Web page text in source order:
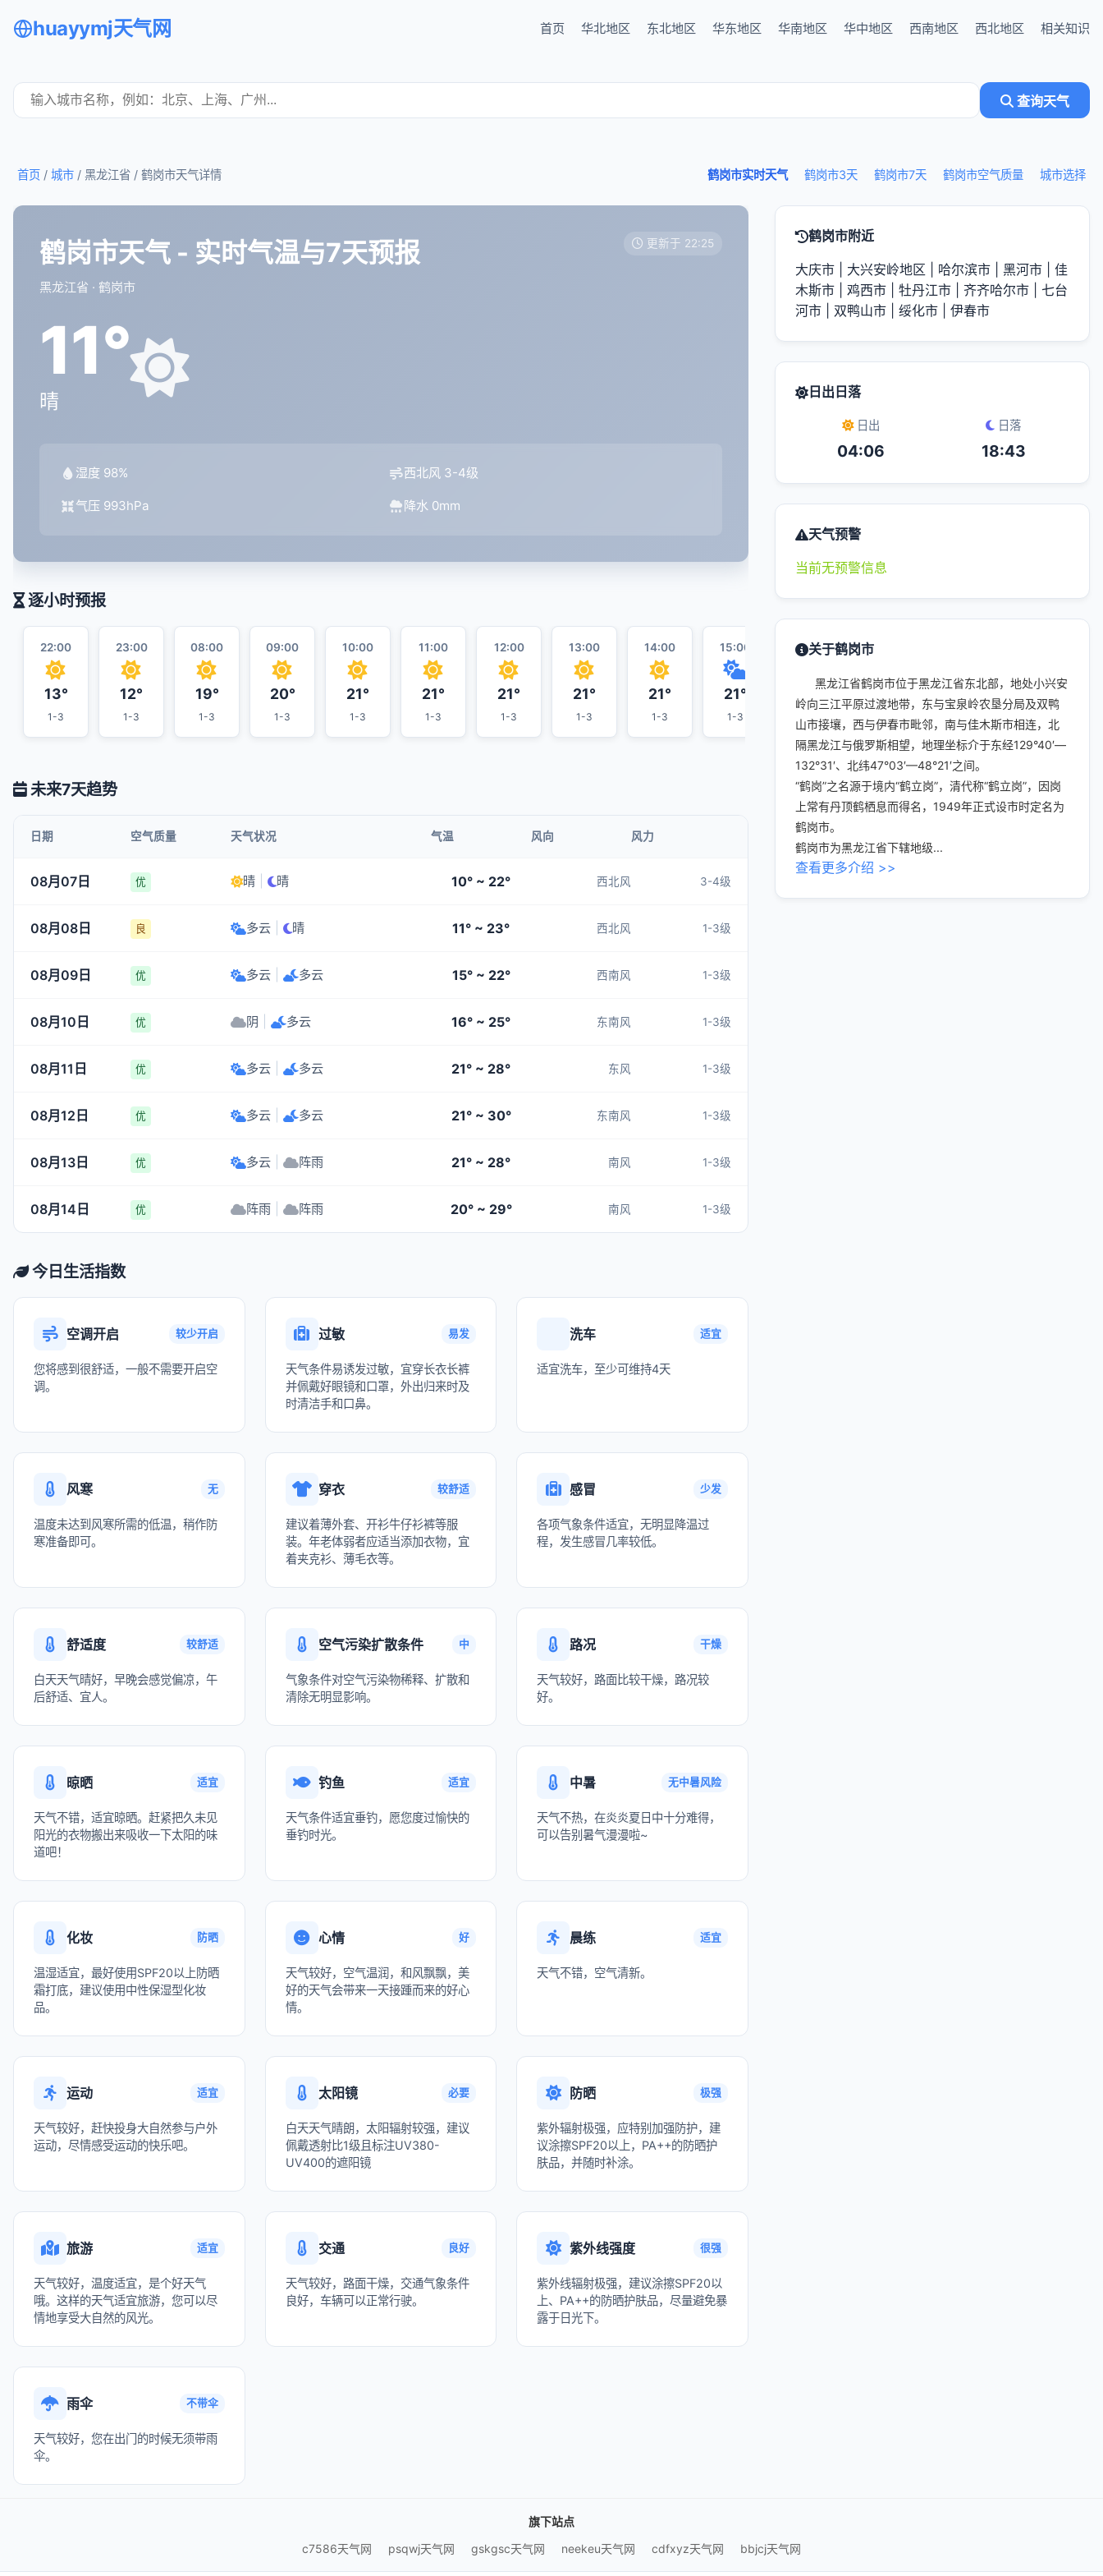
huayymj天气网 首页 华北地区 东北地区 华东地区 华南地区 华中地区 西南地区 西北地区 相关知识
查询天气
鹤岗市实时天气 鹤岗市3天 鹤岗市7天 鹤岗市空气质量 城市选择
首页 / 城市 / 黑龙江省 / 鹤岗市天气详情
鹤岗市天气 - 实时气温与7天预报
黑龙江省 · 鹤岗市
更新于 22:25
11°
晴
湿度 98% 西北风 3-4级
气压 993hPa 降水 0mm
逐小时预报
22:00
13°
1-3
23:00
12°
1-3
08:00
19°
1-3
09:00
20°
1-3
10:00
21°
1-3
11:00
21°
1-3
12:00
21°
1-3
13:00
21°
1-3
14:00
21°
1-3
15:00
21°
1-3
16:00
21°
1-3
17:00
21°
1-3
12°
1-3
17°
1-3
未来7天趋势
日期 空气质量 天气状况 气温 风向 风力
08月07日 优 晴 晴 10° ~ 22° 西北风 3-4级
08月08日 良 多云 晴 11° ~ 23° 西北风 1-3级
08月09日 优 多云 多云 15° ~ 22° 西南风 1-3级
08月10日 优 阴 多云 16° ~ 25° 东南风 1-3级
08月11日 优 多云 多云 21° ~ 28° 东风 1-3级
08月12日 优 多云 多云 21° ~ 30° 东南风 1-3级
08月13日 优 多云 阵雨 21° ~ 28° 南风 1-3级
08月14日 优 阵雨 阵雨 20° ~ 29° 南风 1-3级
今日生活指数
空调开启 较少开启
您将感到很舒适，一般不需要开启空
调。
过敏 易发
天气条件易诱发过敏，宜穿长衣长裤
并佩戴好眼镜和口罩，外出归来时及
时清洁手和口鼻。
洗车 适宜
适宜洗车，至少可维持4天
风寒 无
温度未达到风寒所需的低温，稍作防
寒准备即可。
穿衣 较舒适
建议着薄外套、开衫牛仔衫裤等服
装。年老体弱者应适当添加衣物，宜
着夹克衫、薄毛衣等。
感冒 少发
各项气象条件适宜，无明显降温过
程，发生感冒几率较低。
舒适度 较舒适
白天天气晴好，早晚会感觉偏凉，午
后舒适、宜人。
空气污染扩散条件 中
气象条件对空气污染物稀释、扩散和
清除无明显影响。
路况 干燥
天气较好，路面比较干燥，路况较
好。
晾晒 适宜
天气不错，适宜晾晒。赶紧把久未见
阳光的衣物搬出来吸收一下太阳的味
道吧！
钓鱼 适宜
天气条件适宜垂钓，愿您度过愉快的
垂钓时光。
中暑 无中暑风险
天气不热，在炎炎夏日中十分难得，
可以告别暑气漫漫啦~
化妆 防晒
温湿适宜，最好使用SPF20以上防晒
霜打底，建议使用中性保湿型化妆
品。
心情 好
天气较好，空气温润，和风飘飘，美
好的天气会带来一天接踵而来的好心
情。
晨练 适宜
天气不错，空气清新。
运动 适宜
天气较好，赶快投身大自然参与户外
运动，尽情感受运动的快乐吧。
太阳镜 必要
白天天气晴朗，太阳辐射较强，建议
佩戴透射比1级且标注UV380-
UV400的遮阳镜
防晒 极强
紫外辐射极强，应特别加强防护，建
议涂擦SPF20以上，PA++的防晒护
肤品，并随时补涂。
旅游 适宜
天气较好，温度适宜，是个好天气
哦。这样的天气适宜旅游，您可以尽
情地享受大自然的风光。
交通 良好
天气较好，路面干燥，交通气象条件
良好，车辆可以正常行驶。
紫外线强度 很强
紫外线辐射极强，建议涂擦SPF20以
上、PA++的防晒护肤品，尽量避免暴
露于日光下。
雨伞 不带伞
天气较好，您在出门的时候无须带雨
伞。
鹤岗市附近
大庆市 大兴安岭地区 哈尔滨市 黑河市
佳
木斯市
鸡西市 牡丹江市 齐齐哈尔市
七台
河市
双鸭山市 绥化市 伊春市
日出日落
日出
04:06
日落
18:43
天气预警
当前无预警信息
关于鹤岗市
黑龙江省鹤岗市位于黑龙江省东北部，地处小兴安
岭向三江平原过渡地带，东与宝泉岭农垦分局及双鸭
山市接壤，西与伊春市毗邻，南与佳木斯市相连，北
隔黑龙江与俄罗斯相望，地理坐标介于东经129°40′—
132°31′、北纬47°03′—48°21′之间。
“鹤岗”之名源于境内“鹤立岗”，清代称“鹤立岗”，因岗
上常有丹顶鹤栖息而得名，1949年正式设市时定名为
鹤岗市。
鹤岗市为黑龙江省下辖地级...
查看更多介绍 >>
旗下站点
c7586天气网
psqwj天气网 gskgsc天气网 neekeu天气网 cdfxyz天气网 bbjcj天气网